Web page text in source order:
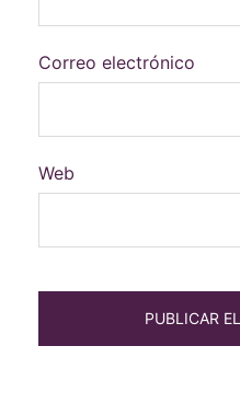
Correo electrónico
Web